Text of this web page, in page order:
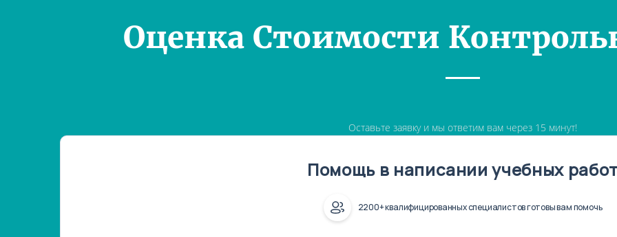
Оценка Стоимости
Оставьте заявку и мы ответим вам через 15 минут!
Помощь в написании учебных
2200+ квалифицированных специалистов готовы вам помочь